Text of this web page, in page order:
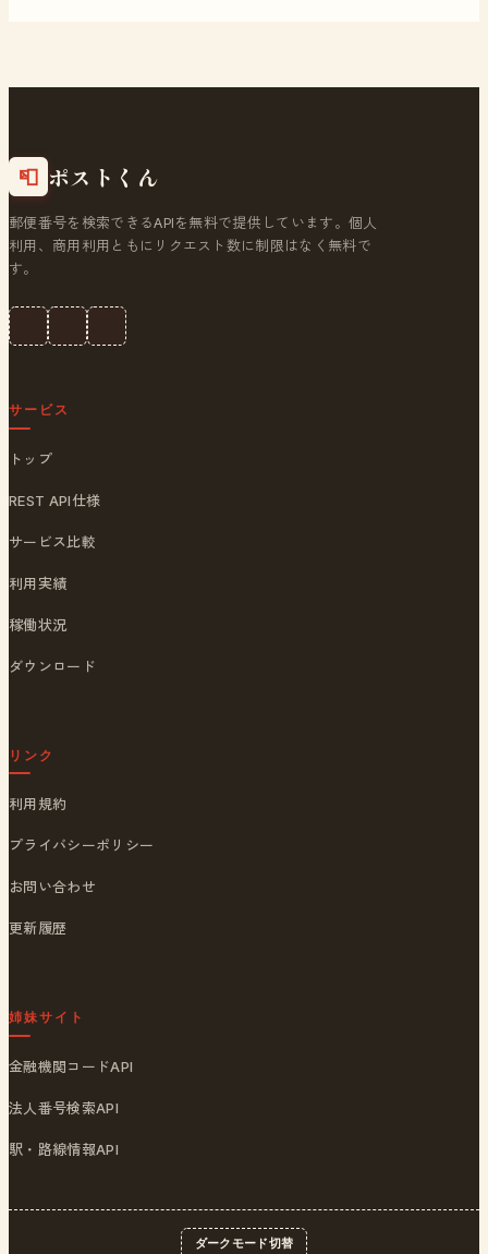
📮 ポストくん
郵便番号を検索できるAPIを無料で提供しています。個人
利用、商用利用ともにリクエスト数に制限はなく無料で
す。
サービス
トップ
REST API仕様
サービス比較
利用実績
稼働状況
ダウンロード
リンク
利用規約
プライバシーポリシー
お問い合わせ
更新履歴
姉妹サイト
金融機関コードAPI
法人番号検索API
駅・路線情報API
ダークモード切替